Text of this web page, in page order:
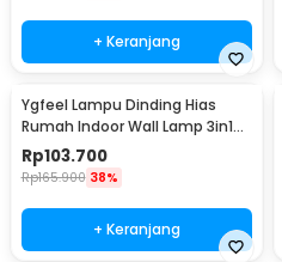
+ Keranjang
Ygfeel Lampu Dinding Hias
Rumah Indoor Wall Lamp 3in1
Color - JS-QD407
Rp103.700
Rp165.900 38%
+ Keranjang